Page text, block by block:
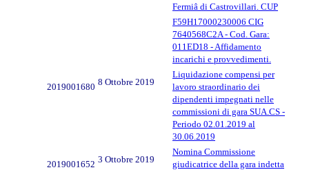
Fermiâ di Castrovillari. CUP
F59H17000230006 CIG
7640568C2A - Cod. Gara:
011ED18 - Affidamento
incarichi e provvedimenti.
2019001680 8 Ottobre 2019
Liquidazione compensi per
lavoro straordinario dei
dipendenti impegnati nelle
commissioni di gara SUA.CS -
Periodo 02.01.2019 al
30.06.2019
2019001652 3 Ottobre 2019
Nomina Commissione
giudicatrice della gara indetta